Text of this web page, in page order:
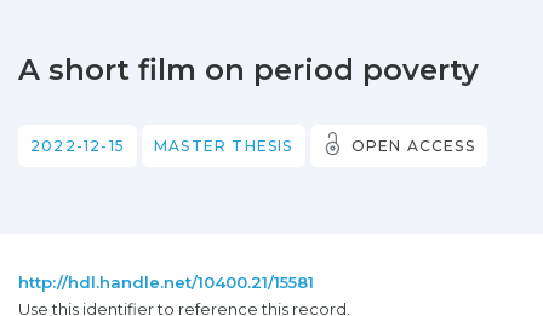
A short film on period poverty
2022-12-15 MASTER THESIS OPEN ACCESS
http://hdl.handle.net/10400.21/15581
Use this identifier to reference this record.